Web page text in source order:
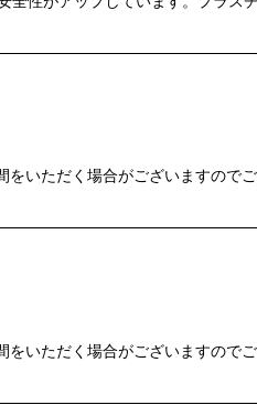
をいただく場合がございますの
をいただく場合がございますの